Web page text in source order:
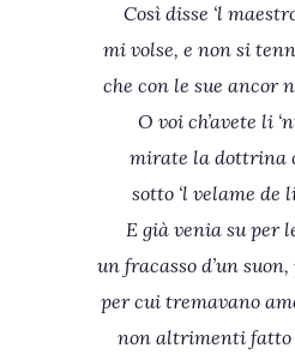
Così disse ‘l
mi volse, e non si
che con le sue ancor
O voi ch’avete li
mirate la dottrina
sotto ‘l velame de
E già venia su per
un fracasso d’un
per cui tremavano
non altrimenti fatto